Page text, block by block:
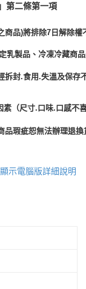
第二條第一項
品)將排除7日解除權
乳製品、冷凍冷藏商
拆封.食用.失溫及保存
（尺寸.口味.口感不
瑕疵恕無法辦理退
顯示電腦版詳細說明